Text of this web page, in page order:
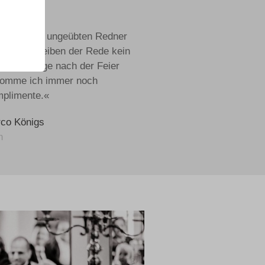
mich als ungeübten Redner
das Schreiben der Rede kein
Lange nach der Feier
ich immer noch
Königs